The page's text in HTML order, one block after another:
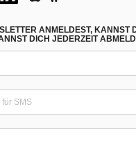
ANMELDEST, KANNST
DICH JEDERZEIT